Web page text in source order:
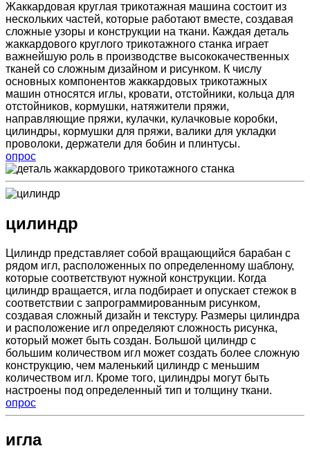
Жаккардовая круглая трикотажная машина состоит из
нескольких частей, которые работают вместе, создавая
сложные узоры и конструкции на ткани. Каждая деталь
жаккардового круглого трикотажного станка играет
важнейшую роль в производстве высококачественных
тканей со сложным дизайном и рисунком. К числу
основных компонентов жаккардовых трикотажных
машин относятся иглы, кровати, отстойники, кольца для
отстойников, кормушки, натяжители пряжи,
направляющие пряжи, кулачки, кулачковые коробки,
цилиндры, кормушки для пряжи, валики для укладки
проволоки, держатели для бобин и плинтусы.
опрос
цилиндр
Цилиндр представляет собой вращающийся барабан с
рядом игл, расположенных по определенному шаблону,
которые соответствуют нужной конструкции. Когда
цилиндр вращается, игла подбирает и опускает стежок в
соответствии с запрограммированным рисунком,
создавая сложный дизайн и текстуру. Размеры цилиндра
и расположение игл определяют сложность рисунка,
который может быть создан. Большой цилиндр с
большим количеством игл может создать более сложную
конструкцию, чем маленький цилиндр с меньшим
количеством игл. Кроме того, цилиндры могут быть
настроены под определенный тип и толщину ткани.
опрос
игла